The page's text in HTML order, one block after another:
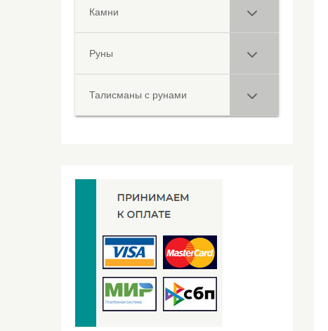
Камни
Руны
Талисманы с рунами